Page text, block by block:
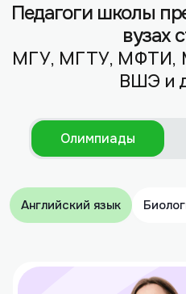
Педагоги школы
вузах
МГУ, МГТУ, МФТИ,
ВШЭ и
Олимпиады
Английский язык